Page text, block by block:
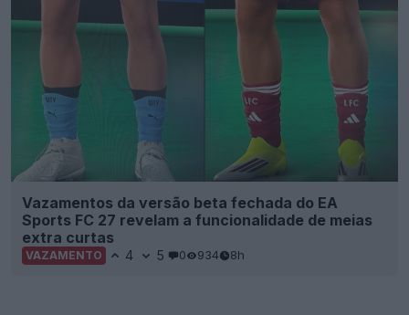
Vazamentos da versão beta fechada do EA
Sports FC 27 revelam a funcionalidade de meias
extra curtas
VAZAMENTO 4 5 0 934 8h